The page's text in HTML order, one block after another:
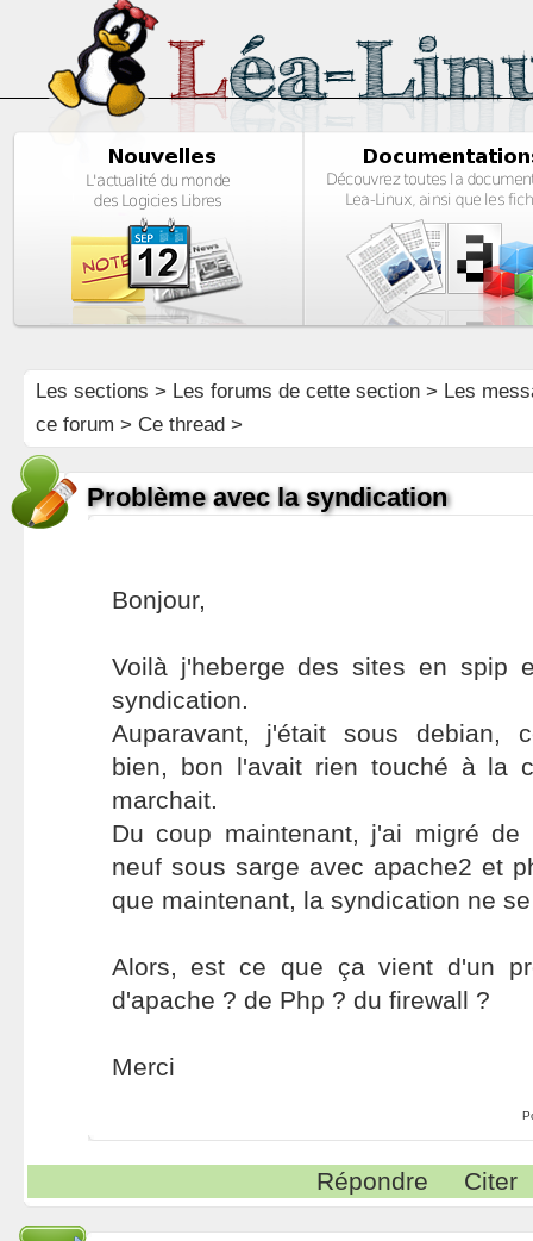
Les sections > Les forums de cette section> Les
ce forum > Ce thread >
Problème avec la syndication
Bonjour,
Voilà j'heberge des sites en spip
syndication.
Auparavant, j'était sous debian,
bien, bon l'avait rien touché à la
marchait.
Du coup maintenant, j'ai migré
neuf sous sarge avec apache2 et
que maintenant, la syndication ne
Alors, est ce que ça vient d'un
d'apache ? de Php ? du firewall ?
Merci
Répondre Citer